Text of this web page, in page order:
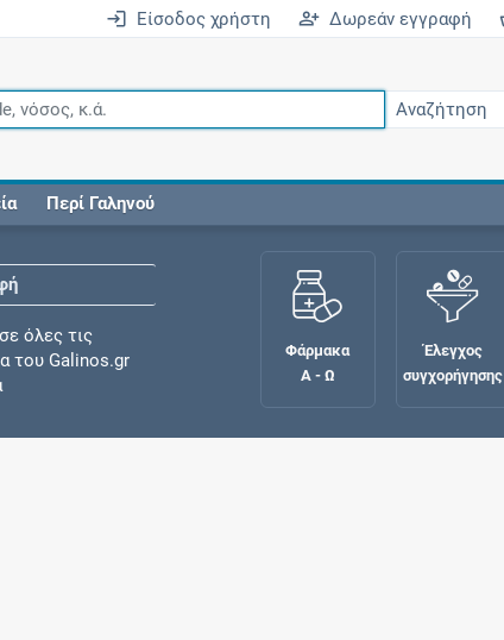
Είσοδος χρήστη Δωρεάν εγγραφή
Περί Γαληνού
όλες τις
του Galinos.gr
Φάρμακα
Α - Ω
Έλεγχος
συγχορήγησης